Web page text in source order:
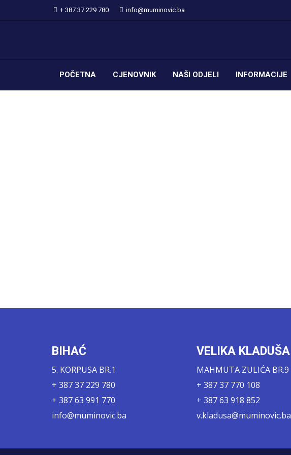
+ 387 37 229 780 info@muminovic.ba
POČETNA CJENOVNIK NAŠI ODJELI INFORMACIJE
BIHAĆ
5. KORPUSA BR.1
+ 387 37 229 780
+ 387 63 991 770
info@muminovic.ba
VELIKA KLADUŠA
MAHMUTA ZULIĆA BR.9
+ 387 37 770 108
+ 387 63 918 852
v.kladusa@muminovic.ba